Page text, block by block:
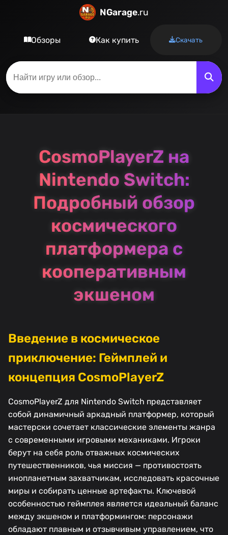
NGarage.ru
Обзоры Как купить Скачать
CosmoPlayerZ на
Nintendo Switch:
Подробный обзор
космического
платформера с
кооперативным
экшеном
Введение в космическое
приключение: Геймплей и
концепция CosmoPlayerZ
CosmoPlayerZ для Nintendo Switch представляет
собой динамичный аркадный платформер, который
мастерски сочетает классические элементы жанра
с современными игровыми механиками. Игроки
берут на себя роль отважных космических
путешественников, чья миссия — противостоять
инопланетным захватчикам, исследовать красочные
миры и собирать ценные артефакты. Ключевой
особенностью геймплея является идеальный баланс
между экшеном и платформингом: персонажи
обладают плавным и отзывчивым управлением, что